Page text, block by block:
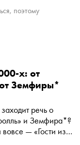
поэтому
х: от
Земфиры*
речь о
и Земфира*?
— «Гости из